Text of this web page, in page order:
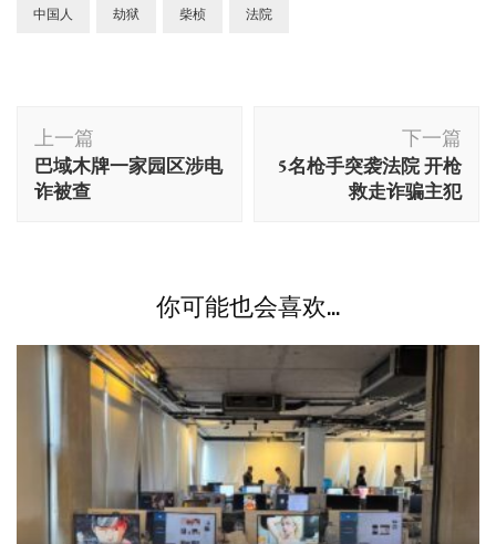
中国人 劫狱 柴桢 法院
博
文
导
上一篇
巴域木牌一家园区涉电
诈被查
下一篇
5名枪手突袭法院 开枪
救走诈骗主犯
你可能也会喜欢...